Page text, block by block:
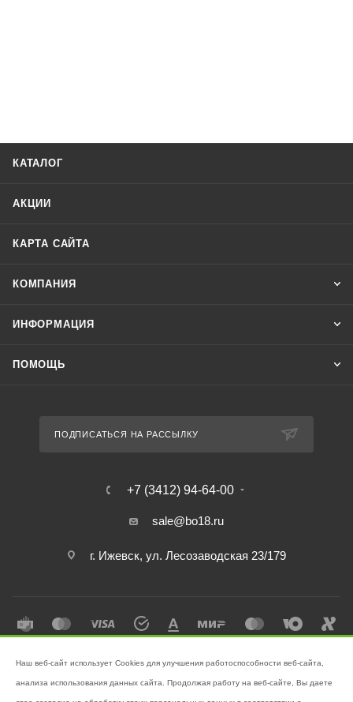
КАТАЛОГ
АКЦИИ
КАРТА САЙТА
КОМПАНИЯ
ИНФОРМАЦИЯ
ПОМОЩЬ
ПОДПИСАТЬСЯ НА РАССЫЛКУ
+7 (3412) 94-64-00
sale@bo18.ru
г. Ижевск, ул. Лесозаводская 23/179
поддержании чистоты!
Наш веб-сайт использует Cookies для улучшения работоспособности веб-сайта,
анализа использования данных сайта. Продолжая работу на веб-сайте, Вы даете